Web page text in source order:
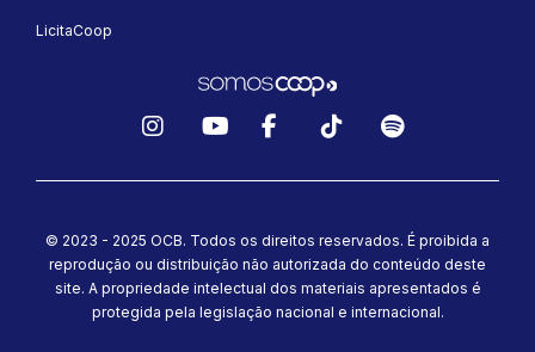
LicitaCoop
© 2023 - 2025 OCB. Todos os direitos reservados. É proibida a
reprodução ou distribuição não autorizada do conteúdo deste
site. A propriedade intelectual dos materiais apresentados é
protegida pela legislação nacional e internacional.